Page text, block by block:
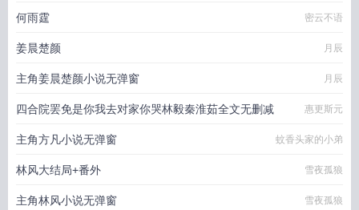
何雨霆 密云不语
姜晨楚颜 月辰
主角姜晨楚颜小说无弹窗 月辰
四合院罢免是你我去对家你哭林毅秦淮茹全文无删减 惠更斯元
主角方凡小说无弹窗 蚊香头家的小弟
林风大结局+番外 雪夜孤狼
主角林风小说无弹窗 雪夜孤狼